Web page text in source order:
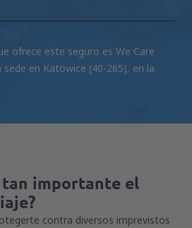
ofrece este seguro es We Care
sede en Katowice (40-265), en la
tan importante el
contra diversos imprevistos